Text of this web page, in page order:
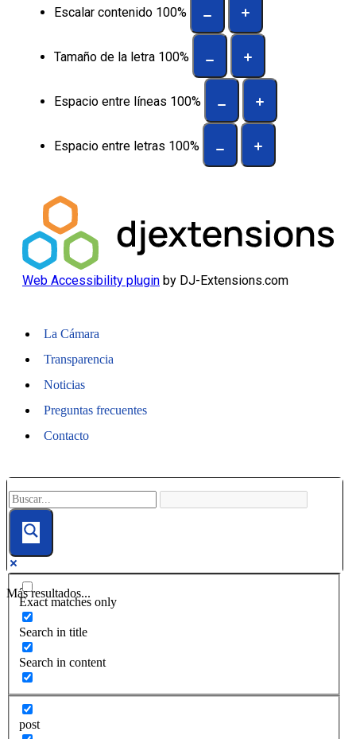
Escalar contenido 100%
Tamaño de la letra 100%
Espacio entre líneas 100%
Espacio entre letras 100%
Web Accessibility plugin by DJ-Extensions.com
La Cámara
Transparencia
Noticias
Preguntas frecuentes
Contacto
Más resultados...
Exact matches only
Search in title
Search in content
post